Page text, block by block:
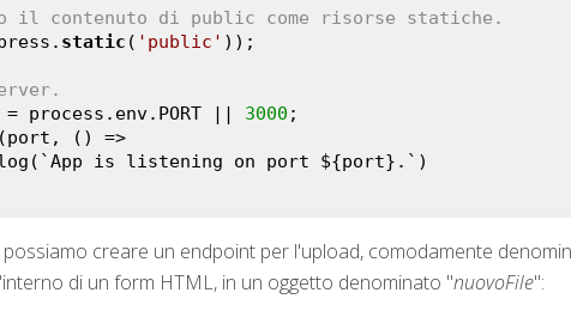
il contenuto di public come risorse statiche.
static ( 'public' ));
process.env.PORT || 3000 ;
() =>
creare un endpoint per l'upload, comodamente
di un form HTML, in un oggetto denominato "nuovoFile":